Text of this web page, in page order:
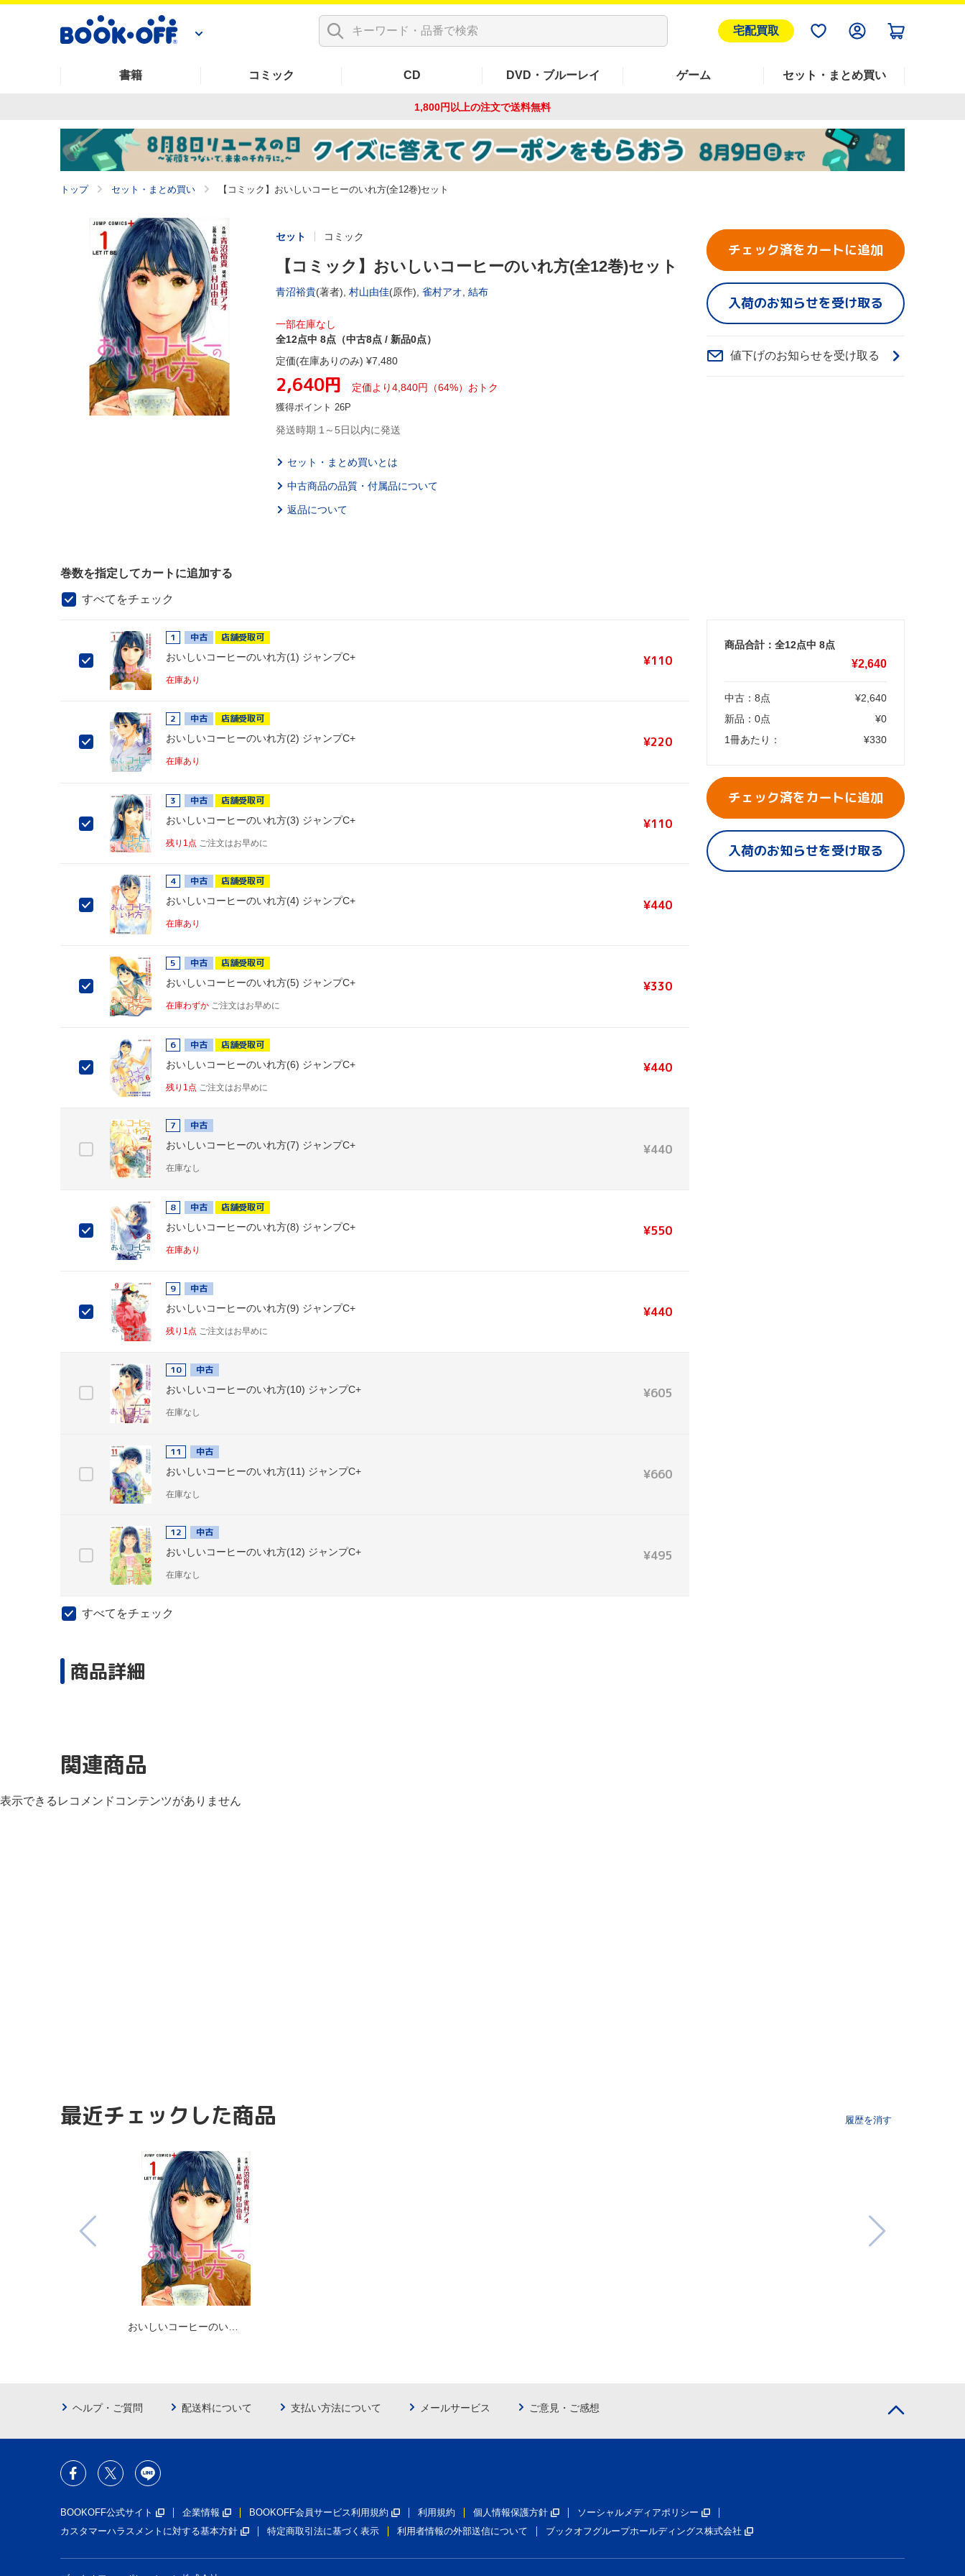
宅配買取
書籍 コミック CD DVD・ブルーレイ ゲーム セット・まとめ買い
1,800円以上の注文で送料無料
トップ セット・まとめ買い 【コミック】おいしいコーヒーのいれ方(全12巻)セット
セット コミック
【コミック】おいしいコーヒーのいれ方(全12巻)セット
青沼裕貴(著者), 村山由佳(原作), 雀村アオ 結布
一部在庫なし
全12点中 8点（中古8点 / 新品0点）
定価(在庫ありのみ) ¥7,480
2,640円 定価より4,840円 （64%） おトク
獲得ポイント 26P
発送時期 1～5日以内に発送
セット・まとめ買いとは
中古商品の品質・付属品について
返品について
チェック済をカートに追加
入荷のお知らせを受け取る
値下げのお知らせを受け取る
巻数を指定してカートに追加する
すべてをチェック
1 中古 店舗受取可
おいしいコーヒーのいれ方(1) ジャンプC+
在庫あり
¥110
2 中古 店舗受取可
おいしいコーヒーのいれ方(2) ジャンプC+
在庫あり
¥220
3 中古 店舗受取可
おいしいコーヒーのいれ方(3) ジャンプC+
残り1点 ご注文はお早めに
¥110
4 中古 店舗受取可
おいしいコーヒーのいれ方(4) ジャンプC+
在庫あり
¥440
5 中古 店舗受取可
おいしいコーヒーのいれ方(5) ジャンプC+
在庫わずか ご注文はお早めに
¥330
6 中古 店舗受取可
おいしいコーヒーのいれ方(6) ジャンプC+
残り1点 ご注文はお早めに
¥440
7 中古
おいしいコーヒーのいれ方(7) ジャンプC+
在庫なし
¥440
8 中古 店舗受取可
おいしいコーヒーのいれ方(8) ジャンプC+
在庫あり
¥550
9 中古
おいしいコーヒーのいれ方(9) ジャンプC+
残り1点 ご注文はお早めに
¥440
10 中古
おいしいコーヒーのいれ方(10) ジャンプC+
在庫なし
¥605
11 中古
おいしいコーヒーのいれ方(11) ジャンプC+
在庫なし
¥660
12 中古
おいしいコーヒーのいれ方(12) ジャンプC+
在庫なし
¥495
すべてをチェック
商品合計：全12点中 8点
¥2,640
中古： 8点 ¥2,640
新品： 0点 ¥0
1冊あたり：
¥330
チェック済をカートに追加
入荷のお知らせを受け取る
商品詳細
関連商品
表示できるレコメンドコンテンツがありません
最近チェックした商品 履歴を消す
おいしいコーヒーのい…
ヘルプ・ご質問 配送料について 支払い方法について メールサービス ご意見・ご感想
BOOKOFF公式サイト 企業情報 BOOKOFF会員サービス利用規約 利用規約 個人情報保護方針
ソーシャルメディアポリシー
カスタマーハラスメントに対する基本方針
特定商取引法に基づく表示 利用者情報の外部送信について ブックオフグループホールディングス株式会社